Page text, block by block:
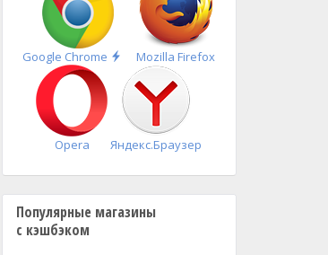
Google Chrome
Быстрая
установка
Mozilla Firefox
Opera Яндекс.Браузер
Популярные магазины
с кэшбэком